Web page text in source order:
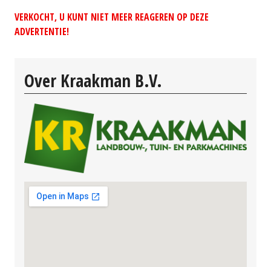
VERKOCHT, U KUNT NIET MEER REAGEREN OP DEZE
ADVERTENTIE!
Over Kraakman B.V.